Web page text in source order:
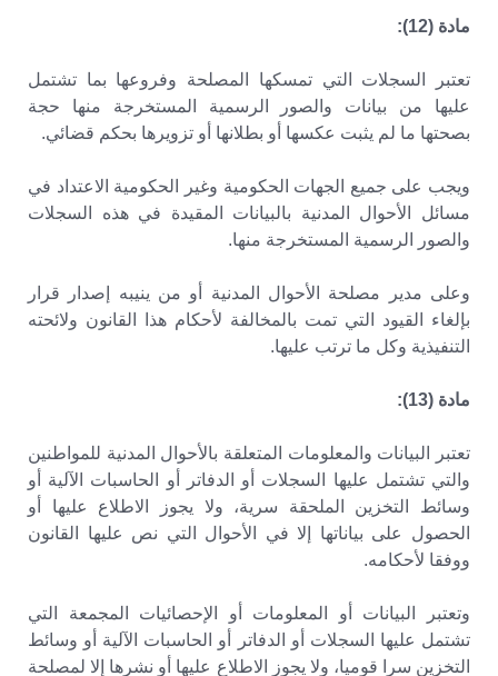
مادة (12):
تعتبر السجلات التي تمسكها المصلحة وفروعها بما تشتمل
عليها من بيانات والصور الرسمية المستخرجة منها حجة
بصحتها ما لم يثبت عكسها أو بطلانها أو تزويرها بحكم قضائي.
ويجب على جميع الجهات الحكومية وغير الحكومية الاعتداد في
مسائل الأحوال المدنية بالبيانات المقيدة في هذه السجلات
والصور الرسمية المستخرجة منها.
وعلى مدير مصلحة الأحوال المدنية أو من ينيبه إصدار قرار
بإلغاء القيود التي تمت بالمخالفة لأحكام هذا القانون ولائحته
التنفيذية وكل ما ترتب عليها.
مادة (13):
تعتبر البيانات والمعلومات المتعلقة بالأحوال المدنية للمواطنين
والتي تشتمل عليها السجلات أو الدفاتر أو الحاسبات الآلية أو
وسائط التخزين الملحقة سرية، ولا يجوز الاطلاع عليها أو
الحصول على بياناتها إلا في الأحوال التي نص عليها القانون
ووفقا لأحكامه.
وتعتبر البيانات أو المعلومات أو الإحصائيات المجمعة التي
تشتمل عليها السجلات أو الدفاتر أو الحاسبات الآلية أو وسائط
التخزين سرا قوميا، ولا يجوز الاطلاع عليها أو نشرها إلا لمصلحة